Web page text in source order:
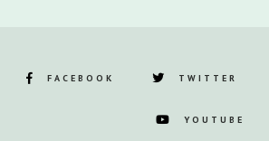
FACEBOOK TWITTER
YOUTUBE